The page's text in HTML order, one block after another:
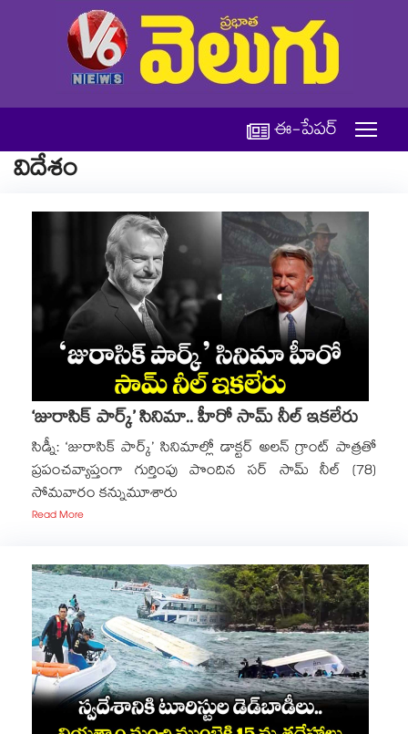
ఈ-పేపర్
విదేశం
‘జురాసిక్ పార్క్’ సినిమా.. హీరో సామ్ నీల్ ఇకలేరు
సిడ్నీ: ‘జురాసిక్ పార్క్’ సినిమాల్లో డాక్టర్ అలన్ గ్రాంట్ పాత్రతో
ప్రపంచవ్యాప్తంగా గుర్తింపు పొందిన సర్ సామ్ నీల్ (78)
సోమవారం కన్నుమూశారు
Read More